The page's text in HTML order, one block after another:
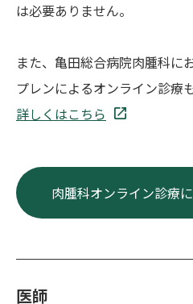
は必要ありません。
また、亀田総合病院肉腫科に
プレンによるオンライン診療
詳しくはこちら
肉腫科オンライン診療
医師